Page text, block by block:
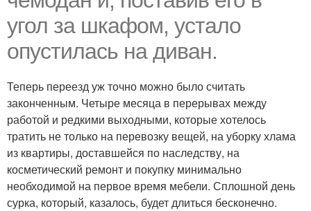
угол за шкафом, устало
опустилась на диван.
Теперь переезд уж точно можно было считать
законченным. Четыре месяца в перерывах между
работой и редкими выходными, которые хотелось
тратить не только на перевозку вещей, на уборку хлама
из квартиры, доставшейся по наследству, на
косметический ремонт и покупку минимально
необходимой на первое время мебели. Сплошной день
сурка, который, казалось, будет длиться бесконечно.